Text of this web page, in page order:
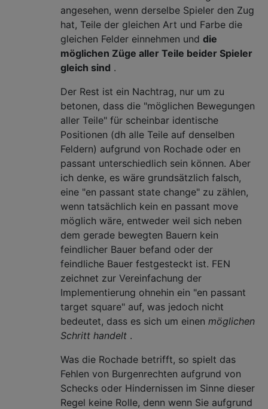
angesehen, wenn derselbe Spieler den Zug
hat, Teile der gleichen Art und Farbe die
gleichen Felder einnehmen und die
möglichen Züge aller Teile beider Spieler
gleich sind .
Der Rest ist ein Nachtrag, nur um zu
betonen, dass die "möglichen Bewegungen
aller Teile" für scheinbar identische
Positionen (dh alle Teile auf denselben
Feldern) aufgrund von Rochade oder en
passant unterschiedlich sein können. Aber
ich denke, es wäre grundsätzlich falsch,
eine "en passant state change" zu zählen,
wenn tatsächlich kein en passant move
möglich wäre, entweder weil sich neben
dem gerade bewegten Bauern kein
feindlicher Bauer befand oder der
feindliche Bauer festgesteckt ist. FEN
zeichnet zur Vereinfachung der
Implementierung ohnehin ein "en passant
target square" auf, was jedoch nicht
bedeutet, dass es sich um einen möglichen
Schritt handelt .
Was die Rochade betrifft, so spielt das
Fehlen von Burgenrechten aufgrund von
Schecks oder Hindernissen im Sinne dieser
Regel keine Rolle, denn wenn Sie aufgrund